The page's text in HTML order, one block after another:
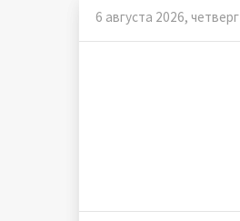
Skip
6 августа 2026, четверг